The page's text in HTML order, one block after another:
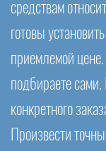
средствам
готовы
приемлемой
подбираете
конкретного
Произвести